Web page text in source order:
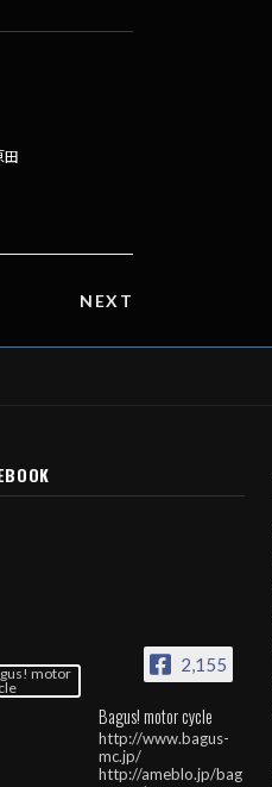
田
NEXT
2,155
Bagus! motor cycle
http://www.bagus-
mc.jp/
http://ameblo.jp/bag